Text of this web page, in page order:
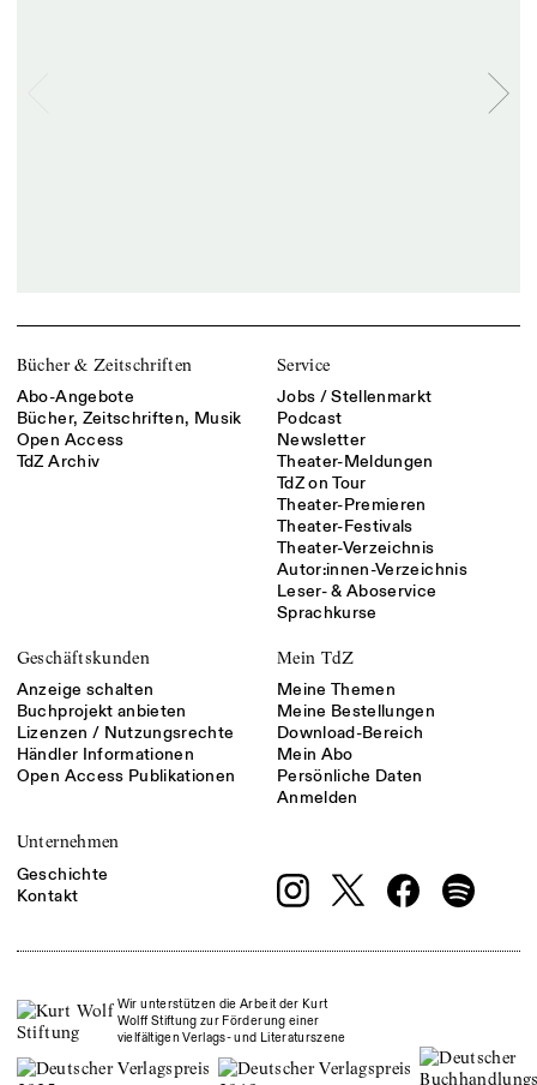
Bücher & Zeitschriften
Abo-Angebote
Bücher, Zeitschriften, Musik
Open Access
TdZ Archiv
Service
Jobs / Stellenmarkt
Podcast
Newsletter
Theater-Meldungen
TdZ on Tour
Theater-Premieren
Theater-Festivals
Theater-Verzeichnis
Autor:innen-Verzeichnis
Leser- & Aboservice
Sprachkurse
Geschäftskunden
Anzeige schalten
Buchprojekt anbieten
Lizenzen / Nutzungsrechte
Händler Informationen
Open Access Publikationen
Mein TdZ
Meine Themen
Meine Bestellungen
Download-Bereich
Mein Abo
Persönliche Daten
Anmelden
Unternehmen
Geschichte
Kontakt
Wir unterstützen die Arbeit der Kurt
Wolff Stiftung zur Förderung einer
vielfältigen Verlags- und Literaturszene